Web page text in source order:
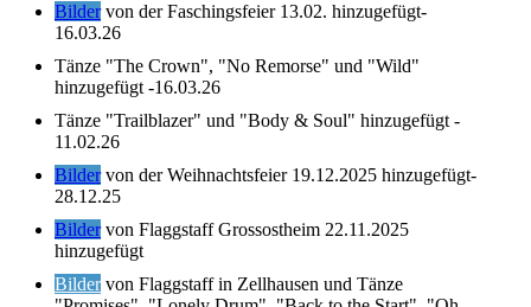
Bildervon der Faschingsfeier 13.02. hinzugefügt-
16.03.26
Tänze "The Crown", "No Remorse" und "Wild"
hinzugefügt -16.03.26
Tänze "Trailblazer" und "Body & Soul" hinzugefügt -
11.02.26
Bildervon der Weihnachtsfeier 19.12.2025 hinzugefügt-
28.12.25
Bildervon Flaggstaff Grossostheim 22.11.2025
hinzugefügt
Bilder von Flaggstaff in Zellhausen und Tänze